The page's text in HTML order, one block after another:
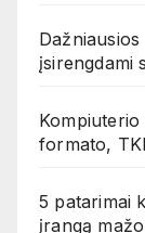
įsirengdami
formato,
5 patarimai
įrangą